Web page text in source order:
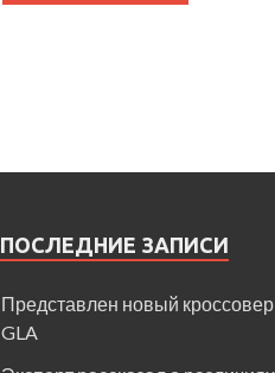
ПОСЛЕДНИЕ ЗАПИСИ
Представлен новый
GLA